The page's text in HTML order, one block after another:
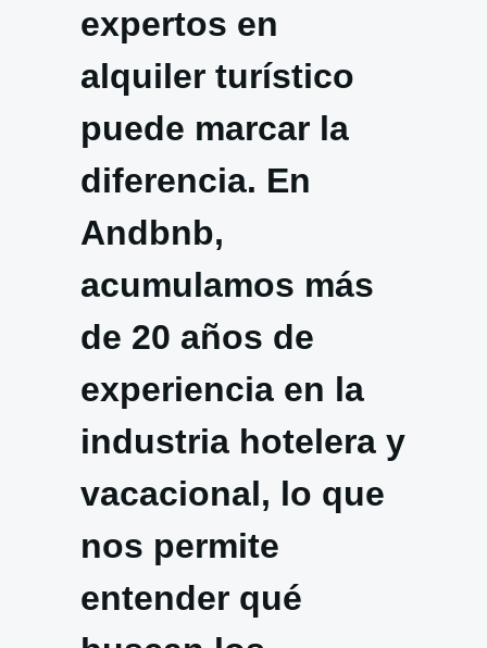
expertos en
alquiler turístico
puede marcar la
diferencia. En
Andbnb,
acumulamos más
de 20 años de
experiencia en la
industria hotelera y
vacacional, lo que
nos permite
entender qué